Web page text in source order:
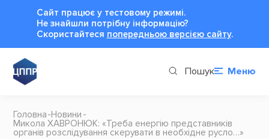
Сайт працює у тестовому режимі.
Не знайшли потрібну інформацію?
Cкористайтеся попередньою версією сайту.
Пошук Меню
Головна Новини
Микола ХАВРОНЮК: «Треба енергію представників
органів розслідування скерувати в необхідне русло…»